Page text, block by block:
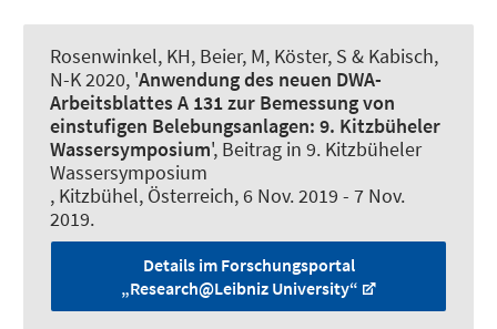
Rosenwinkel, KH, Beier, M, Köster, S & Kabisch,
N-K2020, 'Anwendung des neuen DWA-
Arbeitsblattes A 131 zur Bemessung von
einstufigen Belebungsanlagen: 9. Kitzbüheler
Wassersymposium', Beitrag in 9. Kitzbüheler
Wassersymposium
, Kitzbühel, Österreich, 6 Nov. 2019 - 7 Nov.
2019.
Details im Forschungsportal
„Research@Leibniz University“